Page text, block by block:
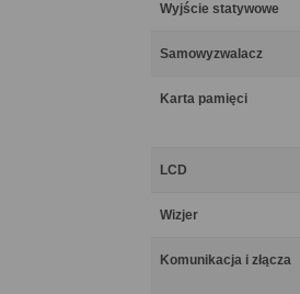
Wyjście statywowe
Samowyzwalacz
Karta pamięci
LCD
Wizjer
Komunikacja i złącza